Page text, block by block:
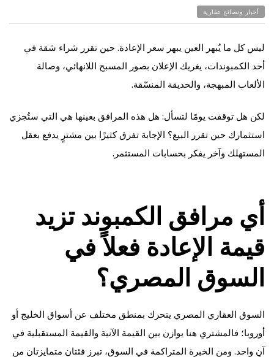
أخبار ونصائح عقارية
ليس كل ما يُبهر العين يبهر سعر الإعادة. حين تقرر شراء شقة في
أحد الكمبوندات، يغريك الإعلان بصور المسبح اللانهائي، وصالة
الألعاب المبهجة، والحديقة المنسّقة.
لكن هل توقفت يومًا لتسأل: هل هذه المرافق بعينها هي التي ستُجزي
استثمارك حين تقرر البيع؟ الإجابة تفرق كثيرًا بين مشترٍ يدفع بعقل
المستهلك وآخر يفكر بحسابات المستثمر.
أي مرافق الكمبوند تزيد
قيمة الإعادة فعلاً في
السوق المصري؟
السوق العقاري المصري يتحرك بمنطق مختلف عن أسواق الخليج أو
أوروبا؛ فالمشتري هنا يوازن بين القيمة الآنية والقيمة المستقبلية في
آنٍ واحد. ومن الخبرة المتراكمة في السوق، تبرز فئتان متمايزتان من